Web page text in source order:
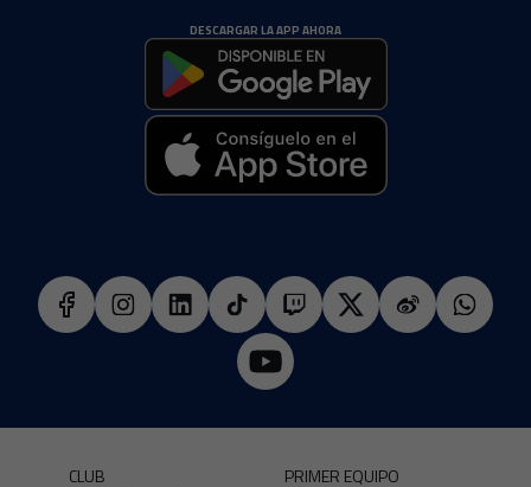
DESCARGAR LA APP AHORA
CLUB
PRIMER EQUIPO